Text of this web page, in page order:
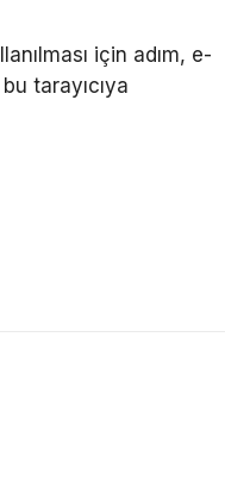
için adım, e-
tarayıcıya